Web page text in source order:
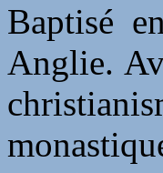
Baptisé
Anglie.